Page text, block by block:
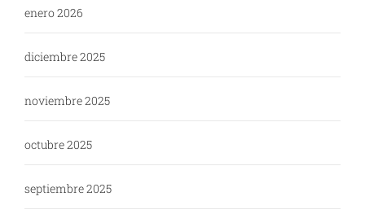
enero 2026
diciembre 2025
noviembre 2025
octubre 2025
septiembre 2025